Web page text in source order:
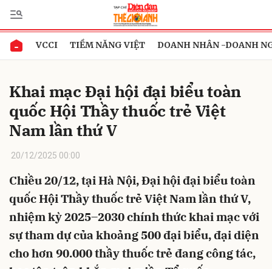
VCCI TIỀM NĂNG VIỆT DOANH NHÂN -DOANH
Khai mạc Đại hội đại biểu toàn
quốc Hội Thầy thuốc trẻ Việt
Nam lần thứ V
20/12/2025 00:00
Chiều 20/12, tại Hà Nội, Đại hội đại biểu toàn
quốc Hội Thầy thuốc trẻ Việt Nam lần thứ V,
nhiệm kỳ 2025–2030 chính thức khai mạc với
sự tham dự của khoảng 500 đại biểu, đại diện
cho hơn 90.000 thầy thuốc trẻ đang công tác,
Gửi bình luận
Hủy Gửi